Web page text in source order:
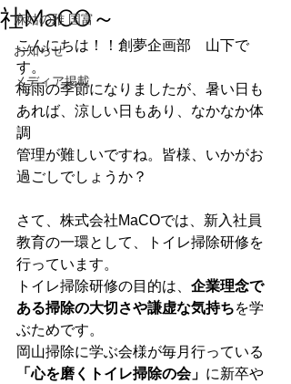
麻姑の雅 国富
お知らせ
メディア掲載
社MaCO～
こんにちは！！創夢企画部　山下で
す。
梅雨の季節になりましたが、暑い日も
あれば、涼しい日もあり、なかなか体
調
管理が難しいですね。皆様、いかがお
過ごしでしょうか？
さて、株式会社MaCOでは、新入社員
教育の一環として、トイレ掃除研修を
行っています。
トイレ掃除研修の目的は、 企業理念で
ある掃除の大切さや謙虚な気持ちを学
ぶためです。
岡山掃除に学ぶ会様が毎月行っている
「心を磨くトイレ掃除の会」 に新卒や